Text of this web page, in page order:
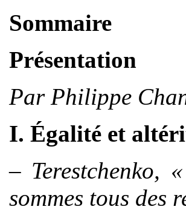
Sommaire
Présentation
Par Philippe
I. Égalité et
– Terestchenko,
sommes tous des